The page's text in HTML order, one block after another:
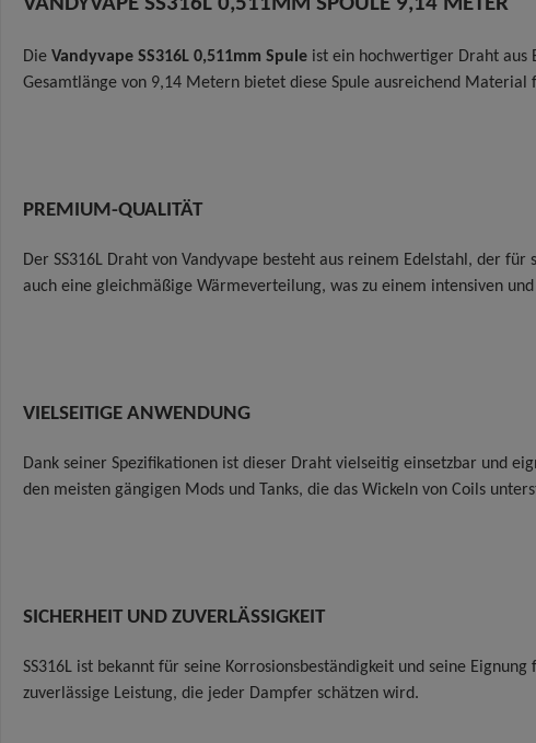
Die Vandyvape SS316L 0,511mm Spule ist ein hochwertiger Draht aus
Gesamtlänge von 9,14 Metern bietet diese Spule ausreichend Material
PREMIUM-QUALITÄT
Der SS316L Draht von Vandyvape besteht aus reinem Edelstahl, der
auch eine gleichmäßige Wärmeverteilung, was zu einem intensiven
VIELSEITIGE ANWENDUNG
Dank seiner Spezifikationen ist dieser Draht vielseitig einsetzbar und
den meisten gängigen Mods und Tanks, die das Wickeln von Coils
SICHERHEIT UND ZUVERLÄSSIGKEIT
SS316L ist bekannt für seine Korrosionsbeständigkeit und seine
zuverlässige Leistung, die jeder Dampfer schätzen wird.